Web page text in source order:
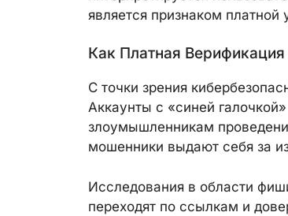
является признаком платной
Как Платная
С точки зрения
Аккаунты с «синей
злоумышленникам
мошенники выдают себя за
Исследования в области
переходят по ссылкам и